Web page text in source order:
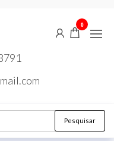
0
Pesquisar